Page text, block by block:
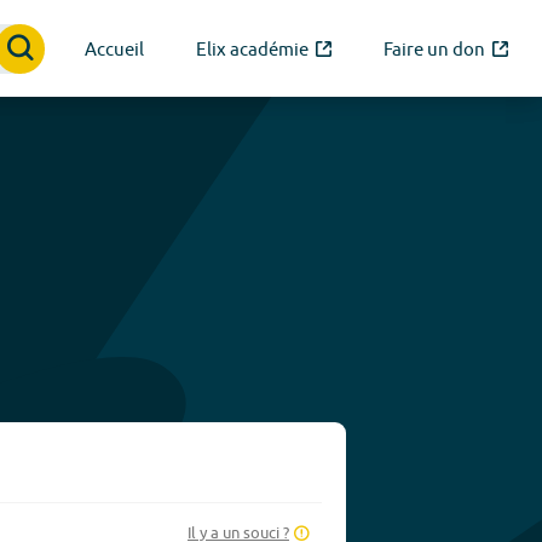
Accueil Elix académie Faire un don
Il y a un souci ?